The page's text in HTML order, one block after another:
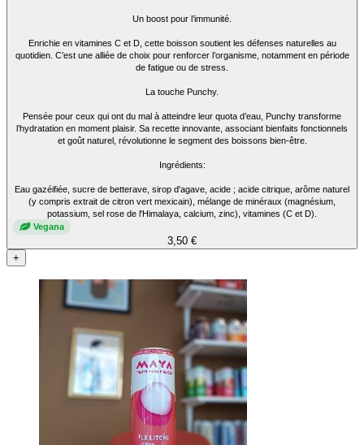
Un boost pour l’immunité.
Enrichie en vitamines C et D, cette boisson soutient les défenses naturelles au
quotidien. C’est une alliée de choix pour renforcer l’organisme, notamment en période
de fatigue ou de stress.
La touche Punchy.
Pensée pour ceux qui ont du mal à atteindre leur quota d’eau, Punchy transforme
l’hydratation en moment plaisir. Sa recette innovante, associant bienfaits fonctionnels
et goût naturel, révolutionne le segment des boissons bien-être.
Ingrédients:
Eau gazéifiée, sucre de betterave, sirop d'agave, acide ; acide citrique, arôme naturel
(y compris extrait de citron vert mexicain), mélange de minéraux (magnésium,
potassium, sel rose de l'Himalaya, calcium, zinc), vitamines (C et D).
Vegana
3,50 €
+